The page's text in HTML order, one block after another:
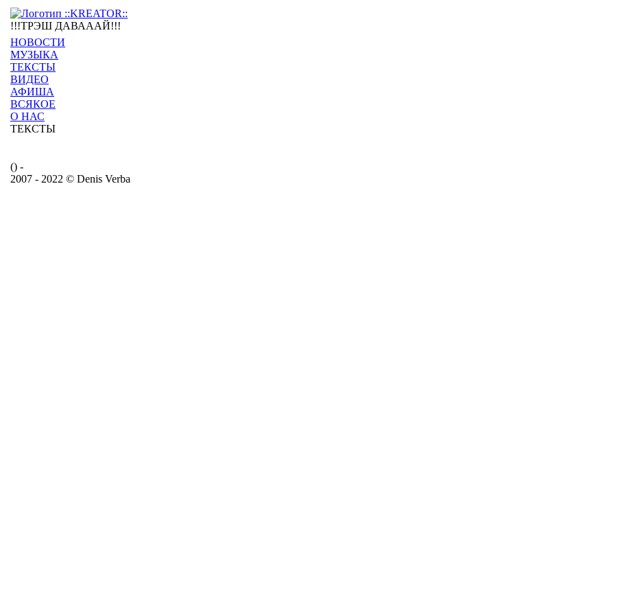
!!!ТРЭШ ДАВАААЙ!!!
НОВОСТИ
МУЗЫКА
ТЕКСТЫ
ВИДЕО
АФИША
ВСЯКОЕ
О НАС
ТЕКСТЫ
() -
2007 - 2022 © Denis Verba